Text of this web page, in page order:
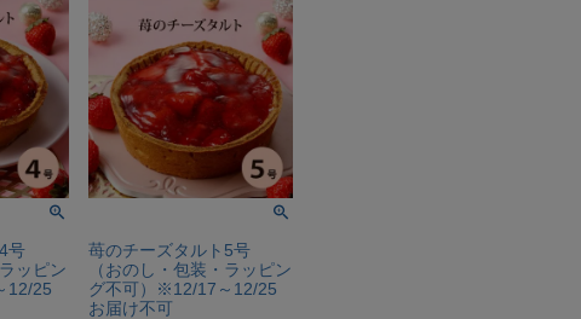
4号
ッピン
12/25
苺のチーズタルト5号
（おのし・包装・ラッピン
グ不可）※12/17～12/25
お届け不可